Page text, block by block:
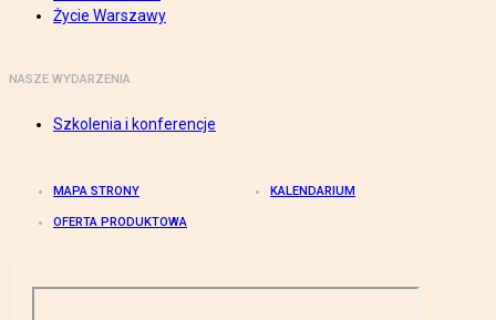
Życie Warszawy
NASZE WYDARZENIA
Szkolenia i konferencje
MAPA STRONY KALENDARIUM
OFERTA PRODUKTOWA